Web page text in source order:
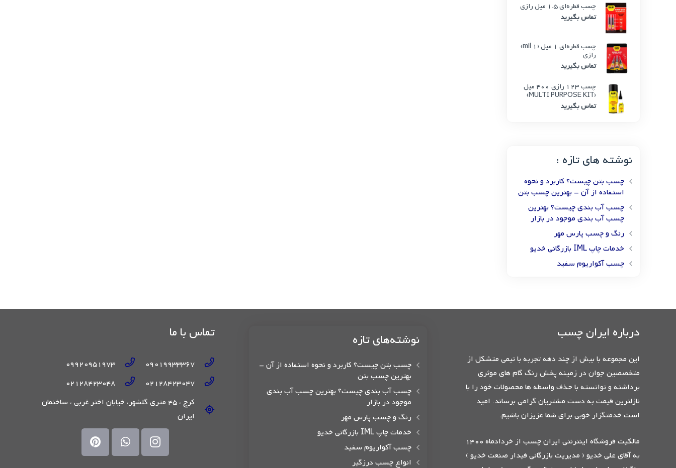
چسب قطره‌ای 1.5 میل رازی
تماس بگیرید
چسب قطره‌ای 1 میل (1 mil)
رازی
تماس بگیرید
چسب 123 رازی 400 میل
(MULTI PURPOSE KIT)
تماس بگیرید
نوشته های تازه :
چسب بتن چیست؟ کاربرد و نحوه
استفاده از آن – بهترین چسب بتن
چسب آب بندی چیست؟ بهترین
چسب آب بندی موجود در بازار
رنگ و چسب پارس مهر
خدمات چاپ IML بازرگانی خدیو
چسب آکواریوم سفید
درباره ایران چسب
این مجموعه با بیش از چند دهه تجربه با تیمی متشکل از
متخصصین جوان در زمینه پخش رنگ گام های موثری
برداشته و توانسته با حذف واسطه ها محصولات خود را با
نازلترین قیمت به دست مشتریان گرامی برساند. امید
است خدمتگزار خوبی برای شما عزیزان باشیم.
مالکیت فروشگاه اینترنتی ایران چسب از خردادماه 1400
به آقای علی خدیو ( مدیریت بازرگانی فیدار صنعت خدیو )
نوشته‌های تازه
چسب بتن چیست؟ کاربرد و نحوه استفاده از آن –
بهترین چسب بتن
چسب آب بندی چیست؟ بهترین چسب آب بندی
موجود در بازار
رنگ و چسب پارس مهر
خدمات چاپ IML بازرگانی خدیو
چسب آکواریوم سفید
انواع چسب درزگیر
تماس با ما
09019933367
09920951973
02128423047
02128423048
کرج ، 45 متری گلشهر، خیابان اختر غربی ، ساختمان
ایران